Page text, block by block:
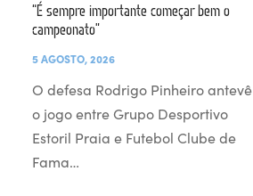
“É sempre importante começar bem o
campeonato”
5 AGOSTO, 2026
O defesa Rodrigo Pinheiro antevê
o jogo entre Grupo Desportivo
Estoril Praia e Futebol Clube de
Fama…